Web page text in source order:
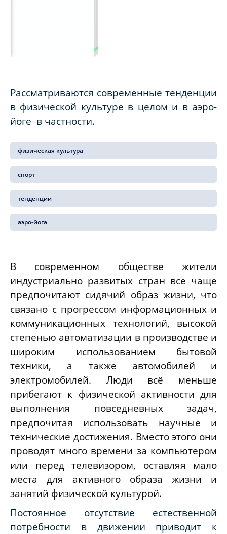
Рассматриваются современные тенденции
в физической культуре в целом и в аэро-
йоге в частности.
физическая культура
спорт
тенденции
аэро-йога
В современном обществе жители
индустриально развитых стран все чаще
предпочитают сидячий образ жизни, что
связано с прогрессом информационных и
коммуникационных технологий, высокой
степенью автоматизации в производстве и
широким использованием бытовой
техники, а также автомобилей и
электромобилей. Люди всё меньше
прибегают к физической активности для
выполнения повседневных задач,
предпочитая использовать научные и
технические достижения. Вместо этого они
проводят много времени за компьютером
или перед телевизором, оставляя мало
места для активного образа жизни и
занятий физической культурой.
Постоянное отсутствие естественной
потребности в движении приводит к